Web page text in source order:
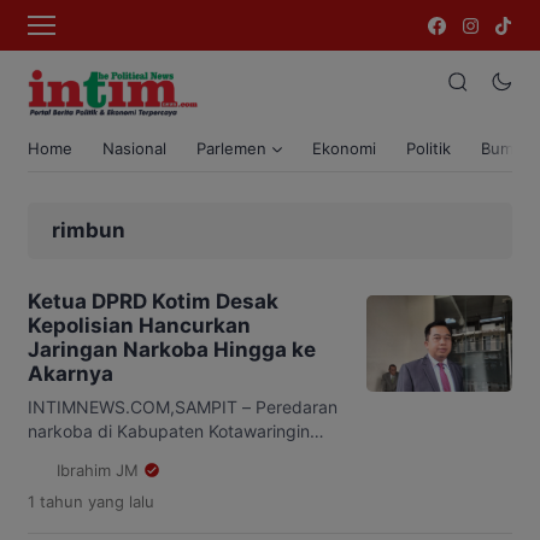
Home Nasional Parlemen Ekonomi Politik Bumi
rimbun
Ketua DPRD Kotim Desak
Kepolisian Hancurkan
Jaringan Narkoba Hingga ke
Akarnya
INTIMNEWS.COM,SAMPIT – Peredaran
narkoba di Kabupaten Kotawaringin
darurat. Perlu tindakan tegas dan nyata
untuk memberantasnya. Hal ini
Ibrahim JM
1 tahun yang lalu